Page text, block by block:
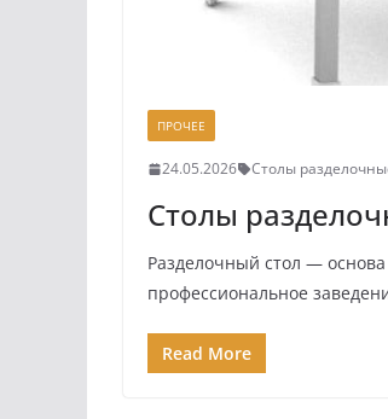
ПРОЧЕЕ
24.05.2026 Столы
Столы
Разделочный стол —
профессиональное
Read More